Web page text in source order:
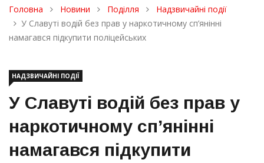
Головна Новини Поділля
Надзвичайні події
У Славуті водій без прав у наркотичному сп’янінні
намагався підкупити поліцейських
НАДЗВИЧАЙНІ ПОДІЇ
У Славуті водій без прав у
наркотичному сп’янінні
намагався підкупити